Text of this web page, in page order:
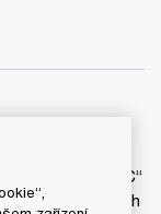
Název “PwC“
více členských